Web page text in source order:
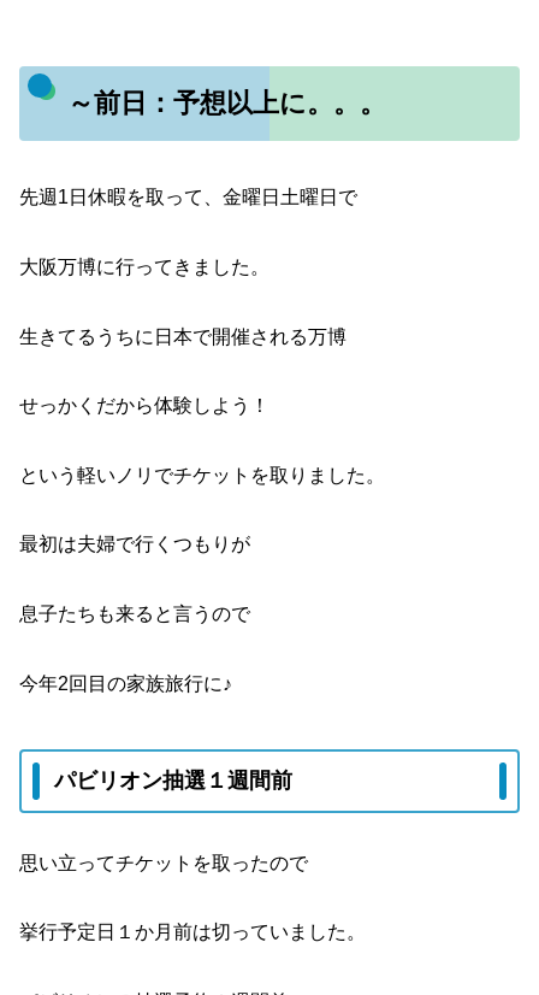
～前日：予想以上に。。。
先週1日休暇を取って、金曜日土曜日で
大阪万博に行ってきました。
生きてるうちに日本で開催される万博
せっかくだから体験しよう！
という軽いノリでチケットを取りました。
最初は夫婦で行くつもりが
息子たちも来ると言うので
今年2回目の家族旅行に♪
パビリオン抽選１週間前
思い立ってチケットを取ったので
挙行予定日１か月前は切っていました。